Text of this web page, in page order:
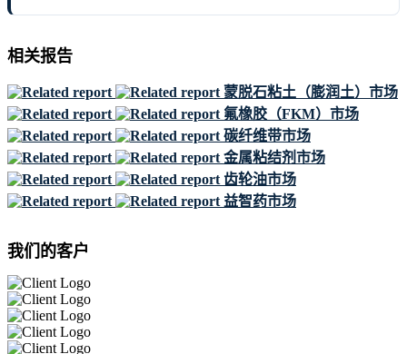
相关报告
蒙脱石粘土（膨润土）市场
氟橡胶（FKM）市场
碳纤维带市场
金属粘结剂市场
齿轮油市场
益智药市场
我们的客户